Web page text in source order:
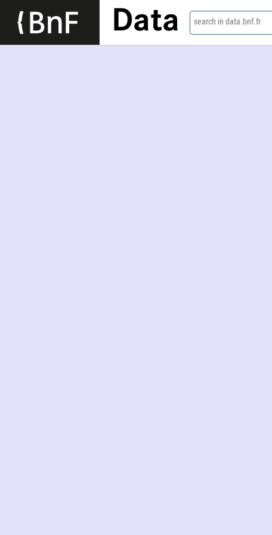
Data search in data.bnf.fr